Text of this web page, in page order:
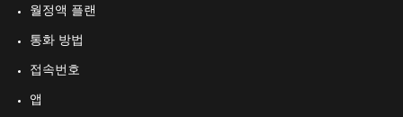
월정액 플랜
통화 방법
접속번호
앱